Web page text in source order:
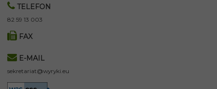
TELEFON
82 59 13 003
FAX
E-MAIL
sekretariat@wyryki.eu